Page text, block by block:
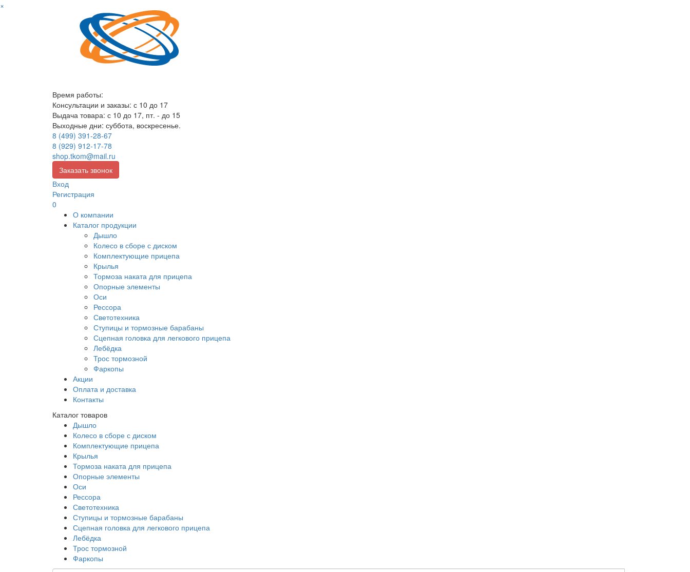
×
Время работы:
Консультации и заказы: с 10 до 17
Выдача товара: с 10 до 17, пт. - до 15
Выходные дни: суббота, воскресенье.
8 (499) 391-28-67
8 (929) 912-17-78
shop.tkom@mail.ru
Заказать звонок
Вход
Регистрация
0
О компании
Каталог продукции
Дышло
Колесо в сборе с диском
Комплектующие прицепа
Крылья
Тормоза наката для прицепа
Опорные элементы
Оси
Рессора
Светотехника
Ступицы и тормозные барабаны
Сцепная головка для легкового прицепа
Лебёдка
Трос тормозной
Фаркопы
Акции
Оплата и доставка
Контакты
Каталог товаров
Дышло
Колесо в сборе с диском
Комплектующие прицепа
Крылья
Тормоза наката для прицепа
Опорные элементы
Оси
Рессора
Светотехника
Ступицы и тормозные барабаны
Сцепная головка для легкового прицепа
Лебёдка
Трос тормозной
Фаркопы